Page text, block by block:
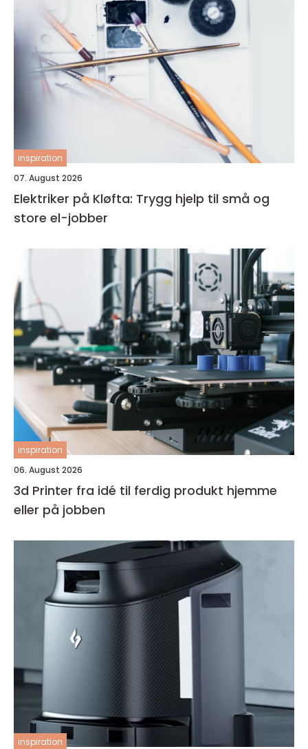
inspiration
07. August 2026
Elektriker på Kløfta: Trygg hjelp til små og
store el-jobber
inspiration
06. August 2026
3d Printer fra idé til ferdig produkt hjemme
eller på jobben
inspiration